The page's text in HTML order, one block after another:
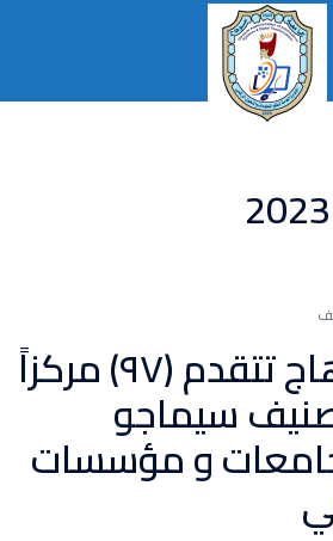
جامعة سوهاج تتقدم (٩٧) مركزاً
سيماجو
و مؤسسات